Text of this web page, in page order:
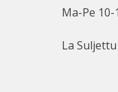
Ma-Pe 10-
La